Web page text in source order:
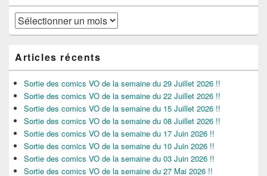
Archives
Articles récents
Sortie des comics VO de la semaine du 29 Juillet 2026 !!
Sortie des comics VO de la semaine du 22 Juillet 2026 !!
Sortie des comics VO de la semaine du 15 Juillet 2026 !!
Sortie des comics VO de la semaine du 08 Juillet 2026 !!
Sortie des comics VO de la semaine du 17 Juin 2026 !!
Sortie des comics VO de la semaine du 10 Juin 2026 !!
Sortie des comics VO de la semaine du 03 Juin 2026 !!
Sortie des comics VO de la semaine du 27 Mai 2026 !!